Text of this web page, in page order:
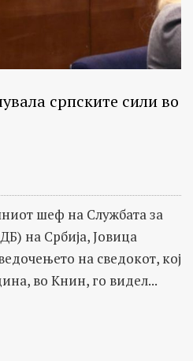
српските сили во
шеф на Службата за
на Србија, Јовица
на сведокот, кој
во Книн, го видел...